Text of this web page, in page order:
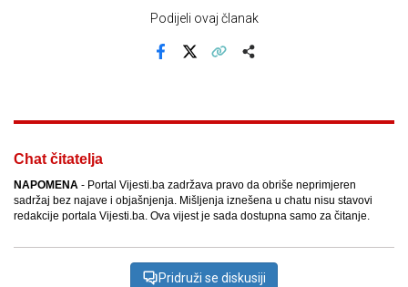
Podijeli ovaj članak
Chat čitatelja
NAPOMENA - Portal Vijesti.ba zadržava pravo da obriše neprimjeren
sadržaj bez najave i objašnjenja. Mišljenja iznešena u chatu nisu stavovi
redakcije portala Vijesti.ba. Ova vijest je sada dostupna samo za čitanje.
Pridruži se diskusiji